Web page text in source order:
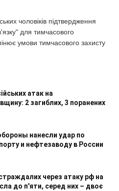
чоловіків підтвердження
для тимчасового
умови тимчасового захисту
атак на
2 загиблих, 3 поранених
нанесли удар по
и нефтезаводу в России
через атаку рф на
до п'яти, серед них – двоє